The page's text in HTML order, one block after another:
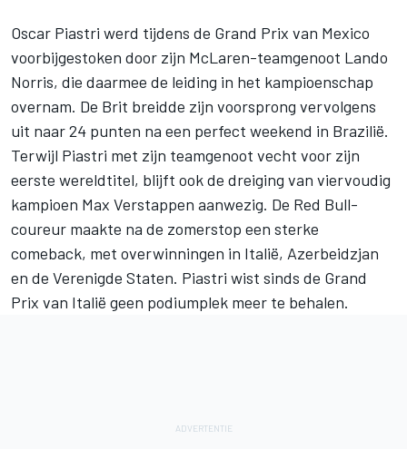
Oscar Piastri werd tijdens de Grand Prix van Mexico
voorbijgestoken door zijn McLaren-teamgenoot Lando
Norris, die daarmee de leiding in het kampioenschap
overnam. De Brit breidde zijn voorsprong vervolgens
uit naar 24 punten na een perfect weekend in Brazilië.
Terwijl Piastri met zijn teamgenoot vecht voor zijn
eerste wereldtitel, blijft ook de dreiging van viervoudig
kampioen Max Verstappen aanwezig. De Red Bull-
coureur maakte na de zomerstop een sterke
comeback, met overwinningen in Italië, Azerbeidzjan
en de Verenigde Staten. Piastri wist sinds de Grand
Prix van Italië geen podiumplek meer te behalen.